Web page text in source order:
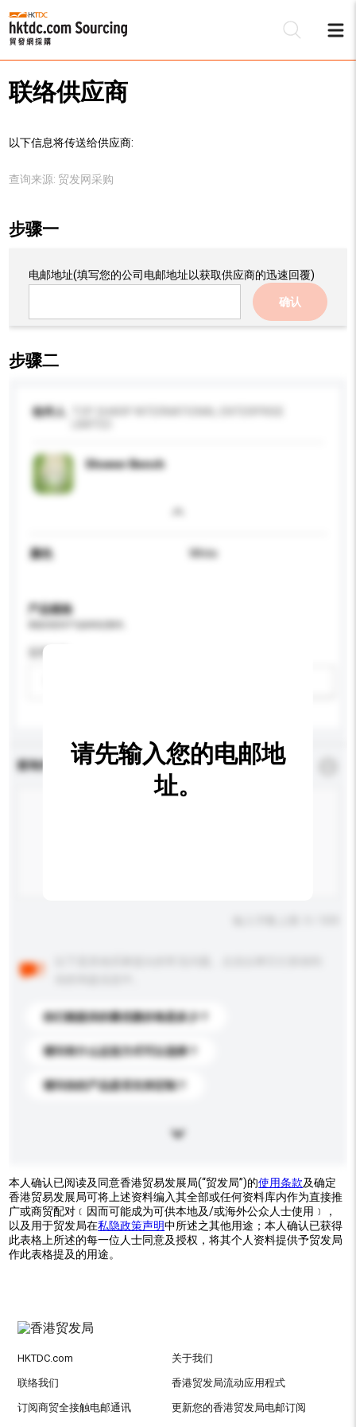
联络供应商
以下信息将传送给供应商:
查询来源: 贸发网采购
步骤一
电邮地址(填写您的公司电邮地址以获取供应商的迅速回覆)
确认
步骤二
收件人
Shower Bench
颜色 White
产品规格
适用年龄
查询内容 *必须填写
你们能提供的最优惠价格是多少？
请问有什么运送方式可以选择？
请问你的产品是否支持定制？
请先输入您的电邮地
址。
本人确认已阅读及同意香港贸易发展局(“贸发局”)的使用条款及确定
香港贸易发展局可将上述资料编入其全部或任何资料库内作为直接推
广或商贸配对﹝因而可能成为可供本地及/或海外公众人士使用﹞，
以及用于贸发局在私隐政策声明中所述之其他用途；本人确认已获得
此表格上所述的每一位人士同意及授权，将其个人资料提供予贸发局
作此表格提及的用途。
HKTDC.com 关于我们
联络我们 香港贸发局流动应用程式
订阅商贸全接触电邮通讯 更新您的香港贸发局电邮订阅